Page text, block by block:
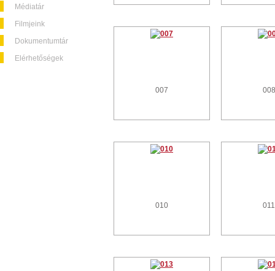
Médiatár
Filmjeink
Dokumentumtár
Elérhetőségek
007 008
010 011